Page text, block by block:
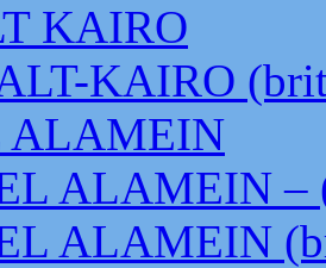
KAIRO
KAIRO
ALAMEIN
ALAMEIN –
ALAMEIN